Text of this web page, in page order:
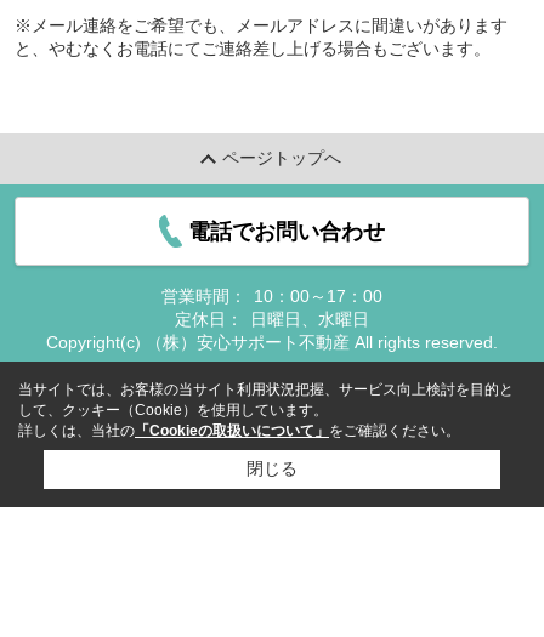
※メール連絡をご希望でも、メールアドレスに間違いがあります
と、やむなくお電話にてご連絡差し上げる場合もございます。
ページトップへ
電話でお問い合わせ
営業時間：
10：00～17：00
定休日：
日曜日、水曜日
Copyright(c) （株）安心サポート不動産 All rights reserved.
当サイトでは、お客様の当サイト利用状況把握、サービス向上検討を目的と
して、クッキー（Cookie）を使用しています。
詳しくは、当社の 「Cookieの取扱いについて」 をご確認ください。
閉じる